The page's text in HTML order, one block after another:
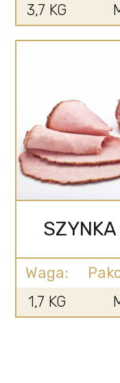
3,7 KG
Waga:
1,7 KG